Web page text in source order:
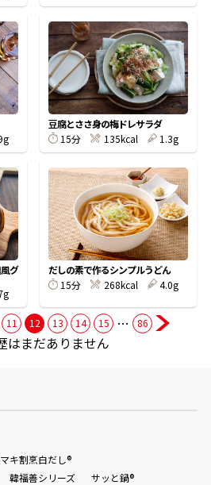
豆腐とささ身の梅ドレサラダ
15分
135kcal 1.3g
グ
だしの素で作るシンプルうどん
15分
268kcal 4.0g
11 12 13 14 15 … 86
はまだありません
キ割烹白だし®
韓福善シリーズ
サッと鍋®